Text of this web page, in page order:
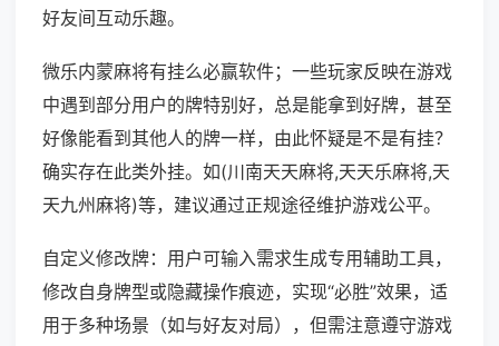
好友间互动乐趣。
微乐内蒙麻将有挂么必赢软件；一些玩家反映在游戏
中遇到部分用户的牌特别好，总是能拿到好牌，甚至
好像能看到其他人的牌一样，由此怀疑是不是有挂？
确实存在此类外挂。如(川南天天麻将,天天乐麻将,天
天九州麻将)等，建议通过正规途径维护游戏公平。
自定义修改牌：用户可输入需求生成专用辅助工具，
修改自身牌型或隐藏操作痕迹，实现“必胜”效果，适
用于多种场景（如与好友对局），但需注意遵守游戏